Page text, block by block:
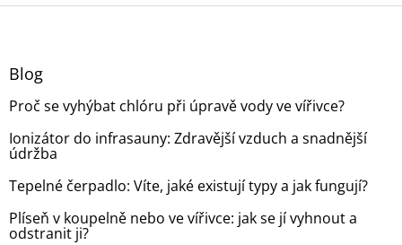
Z
Blog
Proč se vyhýbat chlóru při úpravě vody ve vířivce?
Ionizátor do infrasauny: Zdravější vzduch a snadnější
údržba
Tepelné čerpadlo: Víte, jaké existují typy a jak fungují?
Plíseň v koupelně nebo ve vířivce: jak se jí vyhnout a
odstranit ji?